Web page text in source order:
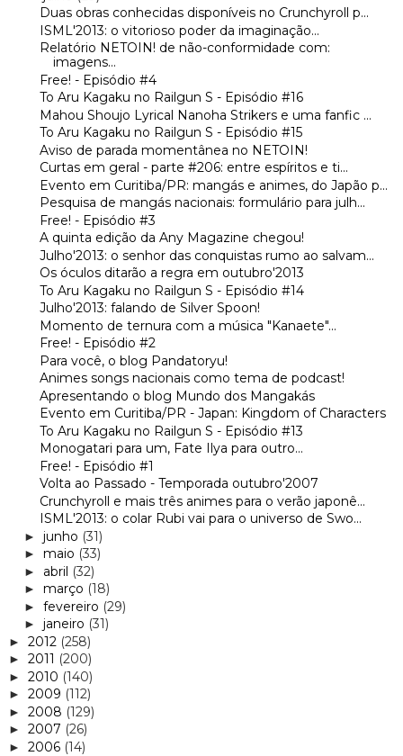
Duas obras conhecidas disponíveis no Crunchyroll p...
ISML'2013: o vitorioso poder da imaginação...
Relatório NETOIN! de não-conformidade com:
imagens...
Free! - Episódio #4
To Aru Kagaku no Railgun S - Episódio #16
Mahou Shoujo Lyrical Nanoha Strikers e uma fanfic ...
To Aru Kagaku no Railgun S - Episódio #15
Aviso de parada momentânea no NETOIN!
Curtas em geral - parte #206: entre espíritos e ti...
Evento em Curitiba/PR: mangás e animes, do Japão p...
Pesquisa de mangás nacionais: formulário para julh...
Free! - Episódio #3
A quinta edição da Any Magazine chegou!
Julho'2013: o senhor das conquistas rumo ao salvam...
Os óculos ditarão a regra em outubro'2013
To Aru Kagaku no Railgun S - Episódio #14
Julho'2013: falando de Silver Spoon!
Momento de ternura com a música "Kanaete"...
Free! - Episódio #2
Para você, o blog Pandatoryu!
Animes songs nacionais como tema de podcast!
Apresentando o blog Mundo dos Mangakás
Evento em Curitiba/PR - Japan: Kingdom of Characters
To Aru Kagaku no Railgun S - Episódio #13
Monogatari para um, Fate Ilya para outro...
Free! - Episódio #1
Volta ao Passado - Temporada outubro'2007
Crunchyroll e mais três animes para o verão japonê...
ISML'2013: o colar Rubi vai para o universo de Swo...
► junho (31)
► maio (33)
► abril (32)
► março (18)
► fevereiro (29)
► janeiro (31)
► 2012 (258)
► 2011 (200)
► 2010 (140)
► 2009 (112)
► 2008 (129)
► 2007 (26)
► 2006 (14)